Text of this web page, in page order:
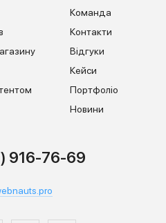
Команда
Контакти
Відгуки
Кейси
Портфоліо
Новини
916-76-69